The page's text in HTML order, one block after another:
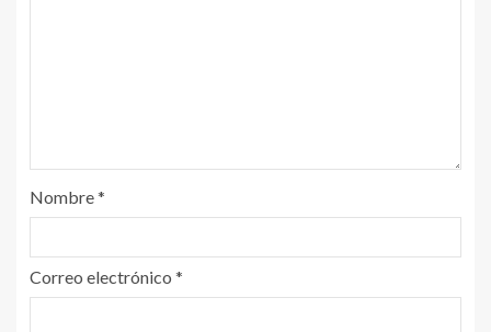
Nombre*
Correo electrónico *